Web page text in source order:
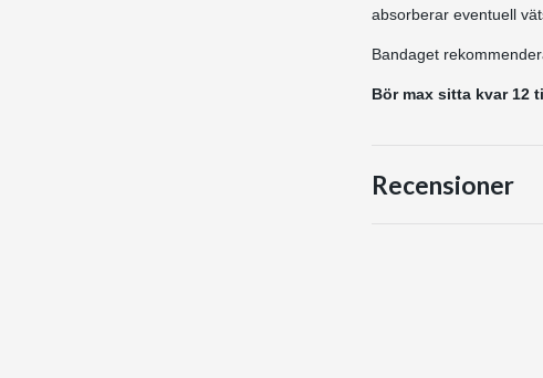
absorberar eventuell
Bandaget
Bör max sitta kvar 12
Recensioner